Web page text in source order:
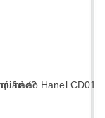
nào?áo Hanel CD01